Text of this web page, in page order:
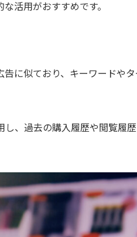
活用がおすすめです。
に似ており、キーワードや
し、過去の購入履歴や閲覧履